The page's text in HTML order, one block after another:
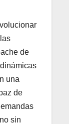
de
una
de
sin